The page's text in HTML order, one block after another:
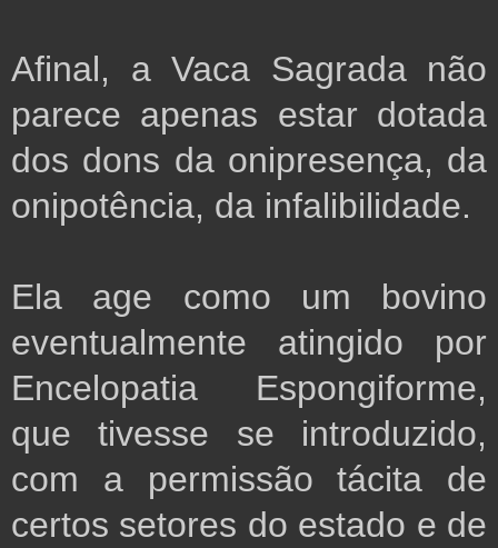
Afinal, a Vaca Sagrada não
parece apenas estar dotada
dos dons da onipresença, da
onipotência, da infalibilidade.
Ela age como um bovino
eventualmente atingido por
Encelopatia Espongiforme,
que tivesse se introduzido,
com a permissão tácita de
certos setores do estado e de